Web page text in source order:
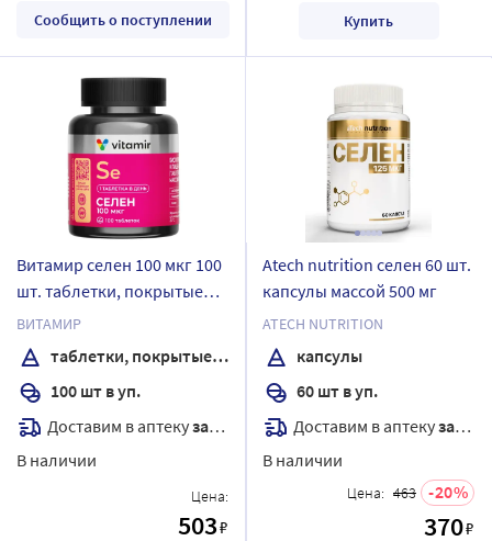
Сообщить о поступлении Купить
Витамир селен 100 мкг 100
шт. таблетки, покрытые
оболочкой массой 103 мг
ВИТАМИР
таблетки, покрытые оболочкой
100 шт в уп.
Доставим в аптекузавтра
В наличии
Цена:
503₽
Atech nutrition селен 60 шт.
капсулы массой 500 мг
ATECH NUTRITION
капсулы
60 шт в уп.
Доставим в аптекузавтра
В наличии
Цена: 463 20
370₽